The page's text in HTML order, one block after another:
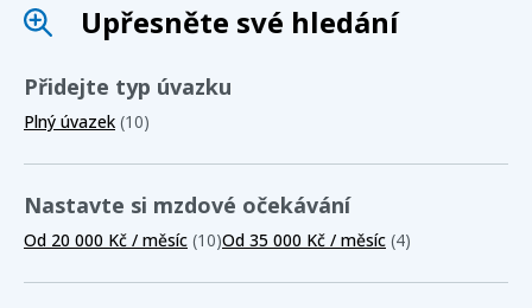
Upřesněte své hledání
Přidejte typ úvazku
Plný úvazek (10)
Nastavte si mzdové očekávání
Od 20 000 Kč / měsíc (10)Od 35 000 Kč / měsíc (4)